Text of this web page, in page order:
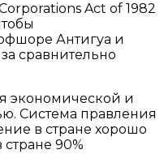
Act of 1982
Антигуа и
сравнительно
экономической и
Система правления
в стране хорошо
стране 90%